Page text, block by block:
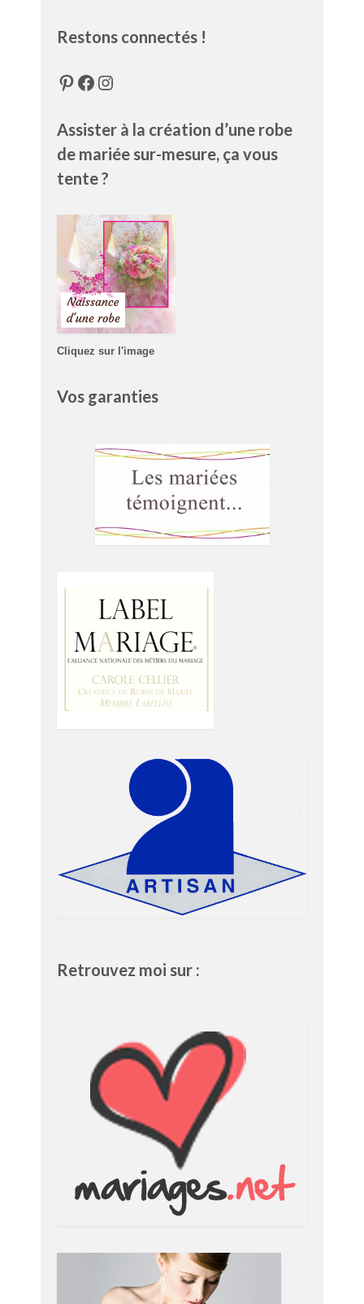
Restons connectés !
Pinterest
Facebook
Instagram
Assister à la création d’une robe
de mariée sur-mesure, ça vous
tente ?
Cliquez sur l'image
Vos garanties
Retrouvez moi sur :